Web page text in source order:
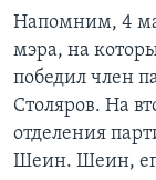
Напомним, 4
мэра, на
победил член
Столяров. На
отделения
Шеин. Шеин,